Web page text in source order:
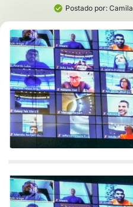
Postado por:Camila